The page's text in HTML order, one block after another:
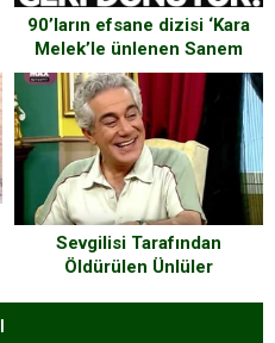
90’ların efsane dizisi ‘Kara
Melek’le ünlenen Sanem
Çelik kamera karşısına o
popüler diziyle geri dönüyor!
Sevgilisi Tarafından
Öldürülen Ünlüler